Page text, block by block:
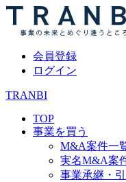
会員登録
ログイン
TRANBI
TOP
事業を買う
M&A案件一
実名M&A案
事業承継・